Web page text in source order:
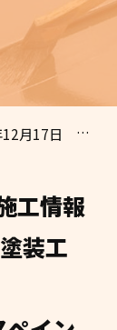
日 本日の施工情報
工情報
装工